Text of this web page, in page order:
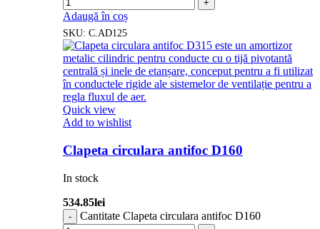
Adaugă în coș
SKU: C.AD125
Quick view
Add to wishlist
Clapeta circulara antifoc D160
In stock
534.85lei
Cantitate Clapeta circulara antifoc D160